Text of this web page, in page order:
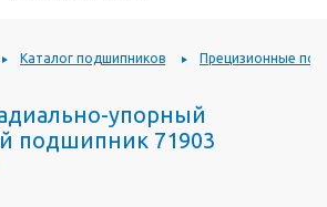
Каталог подшипников Прецизионные
упорный
подшипник 71903